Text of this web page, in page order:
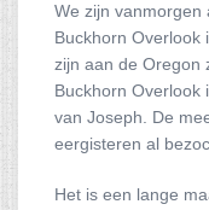
We zijn vanmorgen
Buckhorn Overlook
zijn aan de Oregon
Buckhorn Overlook
van Joseph. De
eergisteren al
Het is een lange